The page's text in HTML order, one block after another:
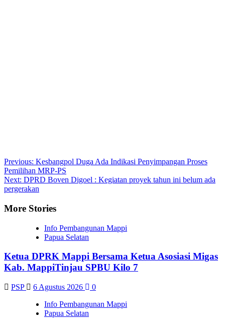
Post
navigation
Previous: Kesbangpol Duga Ada Indikasi Penyimpangan Proses
Pemilihan MRP-PS
Next: DPRD Boven Digoel : Kegiatan proyek tahun ini belum ada
pergerakan
More Stories
Info Pembangunan Mappi
Papua Selatan
Ketua DPRK Mappi Bersama Ketua Asosiasi Migas
Kab. MappiTinjau SPBU Kilo 7
PSP 6 Agustus 2026
0
Info Pembangunan Mappi
Papua Selatan